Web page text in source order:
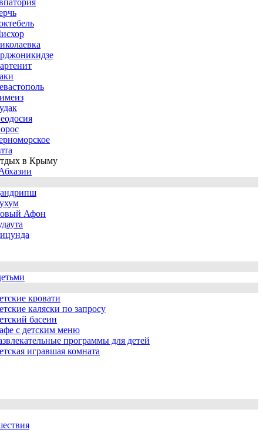
в Крыму
Афон
кровати
каляски по запросу
басеин
с детским меню
программы для детей
игравшая комната